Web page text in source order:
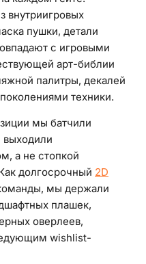
внутриигровых
пушки, детали
с игровыми
арт-библии
палитры, декалей
техники.
мы батчили
а не стопкой
долгосрочный 2D
мы держали
плашек,
оверлеев,
wishlist-